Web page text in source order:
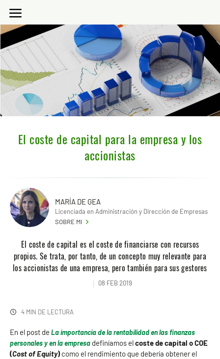
El coste de capital para la empresa y los
accionistas
MARÍA DE GEA
Licenciada en Administración y Dirección de Empresas
SOBRE MI
El coste de capital es el coste de financiarse con recursos
propios. Se trata, por tanto, de un concepto muy relevante para
los accionistas de una empresa, pero también para sus gestores
08 FEB 2019
4 MIN DE LECTURA
En el post de La importancia de la rentabilidad en las finanzas
personales y en la empresa definíamos elcoste de capital o COE
(Cost of Equity)como el rendimiento que debería obtener el